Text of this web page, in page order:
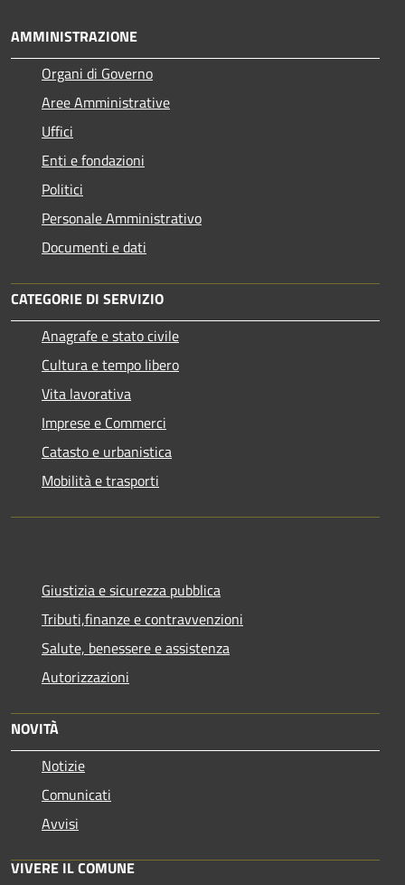
AMMINISTRAZIONE
Organi di Governo
Aree Amministrative
Uffici
Enti e fondazioni
Politici
Personale Amministrativo
Documenti e dati
CATEGORIE DI SERVIZIO
Anagrafe e stato civile
Cultura e tempo libero
Vita lavorativa
Imprese e Commerci
Catasto e urbanistica
Mobilità e trasporti
Giustizia e sicurezza pubblica
Tributi,finanze e contravvenzioni
Salute, benessere e assistenza
Autorizzazioni
NOVITÀ
Notizie
Comunicati
Avvisi
VIVERE IL COMUNE